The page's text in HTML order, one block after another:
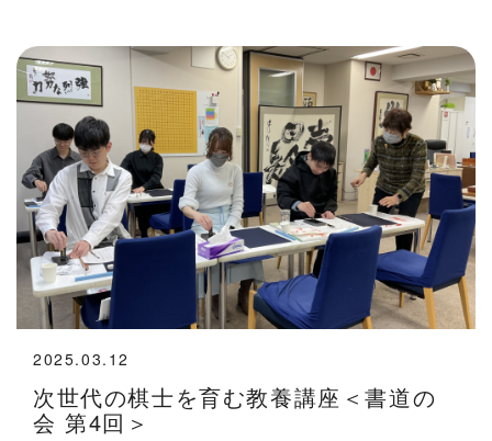
次世代の棋士を育む教養講座＜書道の
会 第4回＞
2025.03.12